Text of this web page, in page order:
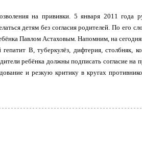
на прививки. 5 января 2011 года
детям без согласия родителей. По его
Павлом Астаховым. Напомним, на
В, туберкулёз, дифтерия, столбняк,
ребёнка должны подписать согласие на
и резкую критику в кругах